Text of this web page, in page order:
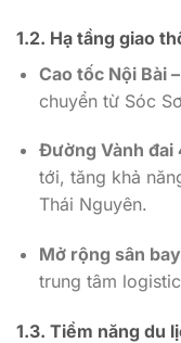
1.2. Hạ tầng giao
Cao tốc Nội Bài
chuyển từ Sóc
Đường Vành đai
tới, tăng khả
Thái Nguyên.
Mở rộng sân
trung tâm
1.3. Tiềm năng du